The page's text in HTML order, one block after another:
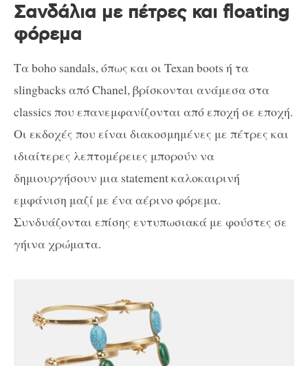
Σανδάλια με πέτρες και floating
φόρεμα
Τα boho sandals, όπως και οι Texan boots ή τα
slingbacks από Chanel, βρίσκονται ανάμεσα στα
classics που επανεμφανίζονται από εποχή σε εποχή.
Οι εκδοχές που είναι διακοσμημένες με πέτρες και
ιδιαίτερες λεπτομέρειες μπορούν να
δημιουργήσουν μια statement καλοκαιρινή
εμφάνιση μαζί με ένα αέρινο φόρεμα.
Συνδυάζονται επίσης εντυπωσιακά με φούστες σε
γήινα χρώματα.